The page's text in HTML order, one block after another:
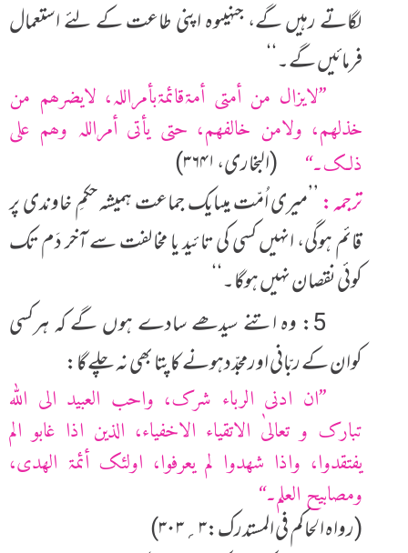
لگاتے رہیں گے، جنہیںوہ اپنی طاعت کے لئے استعمال
فرمائیں گے۔‘‘
’’لایزال من أمتی أمۃقائمۃبأمراللہ، لایضرھم من
خذلھم، ولامن خالفھم، حتی یأتی أمراللہ وھم علی
ذلک۔‘‘ (البخاری، ۳۶۴۱)
ترجمہ:’’میری اُمّت میںایک جماعت ہمیشہ حکمِ خاوندی پر
قائم ہوگی، انہیں کسی کی تائید یا مخالفت سے آخر دَم تک
کوئی نقصان نہیں ہوگا۔‘‘
5: وہ اتنے سیدھے سادے ہوں گے کہ ہرکسی
کوان کے ربّانی اورمجدّدہونے کاپتا بھی نہ چلے گا:
’’ان ادنی الرباء شرک، واحب العبید الی اللہ
تبارک و تعالیٰ الاتقیاء الاخفیاء، الذین اذا غابو الم
یفتقدوا، واذا شھدوا لم یعرفوا، اولئک أئمۃ الھدی،
ومصابیح العلم۔‘‘
(رواہ الحاکم فی المستدرک:۳؍۳۰۳)